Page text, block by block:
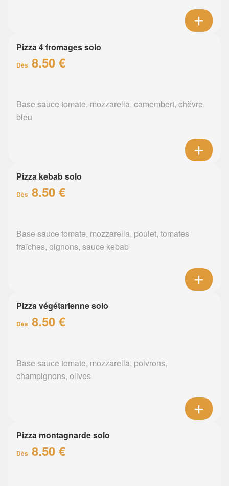
Pizza 4 fromages solo
Dès 8.50 €
Base sauce tomate, mozzarella, camembert, chèvre,
bleu
Pizza kebab solo
Dès 8.50 €
Base sauce tomate, mozzarella, poulet, tomates
fraîches, oignons, sauce kebab
Pizza végétarienne solo
Dès 8.50 €
Base sauce tomate, mozzarella, poivrons,
champignons, olives
Pizza montagnarde solo
Dès 8.50 €